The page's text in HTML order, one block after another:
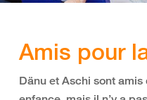
Amis pour
Dänu et Aschi sont